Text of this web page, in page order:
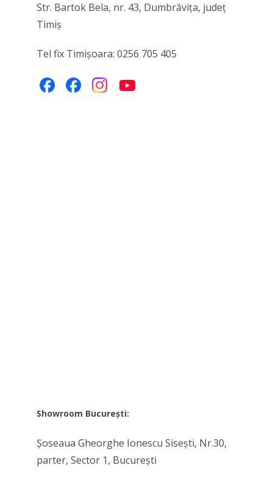
Str. Bartok Bela, nr. 43, Dumbrăvița, judeţ
Timiș
Tel fix Timișoara: 0256 705 405
Showroom București:
Șoseaua Gheorghe Ionescu Sisești, Nr.30,
parter, Sector 1, București